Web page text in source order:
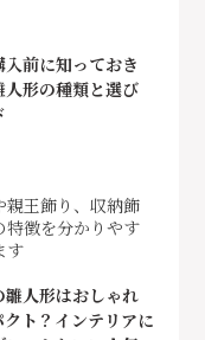
前に知っておき
人形の種類と選び
親王飾り、収納飾
特徴を分かりやす
す
雛人形はおしゃれ
クト？インテリアに